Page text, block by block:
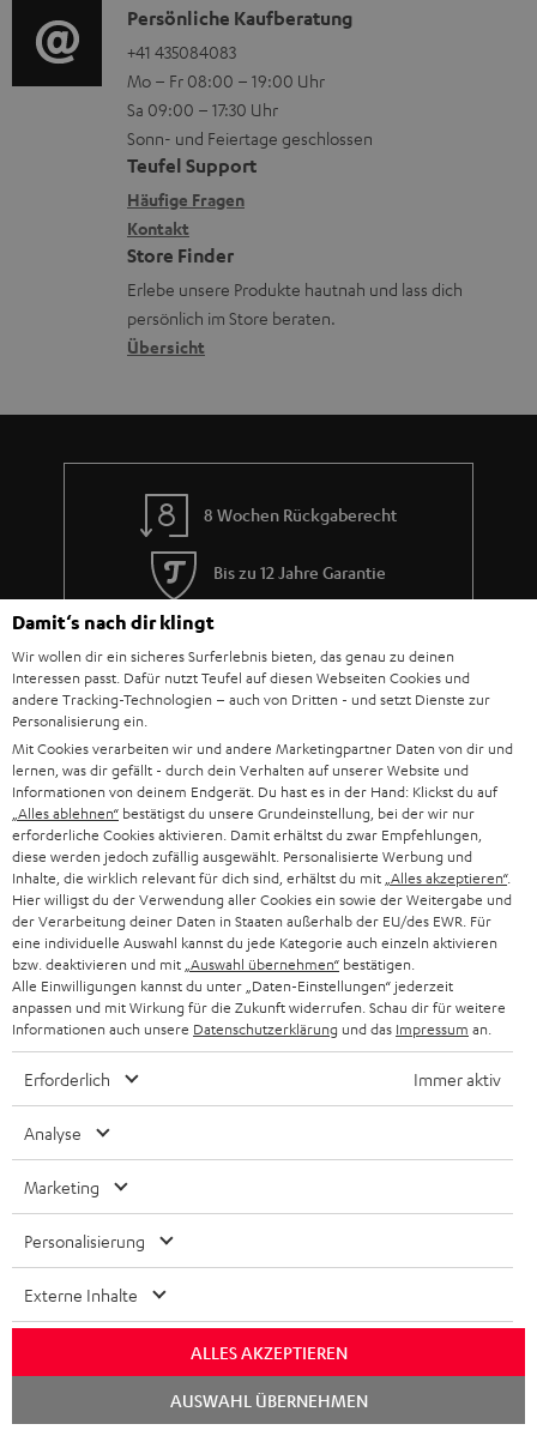
t
i
o
n
e
n
z
u
r
G
r
a
e
i
o
-
L
e
x
i
k
o
n
K
o
n
t
a
k
t
d
a
t
n
Persönliche Kaufberatung
+41 435084083
Mo – Fr 08:00 – 19:00 Uhr
Sa 09:00 – 17:30 Uhr
Sonn- und Feiertage geschlossen
Teufel Support
Häufige Fragen
Kontakt
Store Finder
Erlebe unsere Produkte hautnah und lass dich
persönlich im Store beraten.
Übersicht
8 Wochen Rückgaberecht
Bis zu 12 Jahre Garantie
Kostenloser Rückversand
Mehr als 45 Jahre Erfahrung
Teufel Blog
Audio-Technologien, HiFi-Trends, Tipps & Tricks
Teufel Support
Häufige Fragen
Kontakt
Rückgabe / Rücktritt
Store Finder
Erlebe unsere Produkte hautnah und lass dich persönlich
im Store beraten.
Damit‘s nach dir klingt
Wir wollen dir ein sicheres Surferlebnis bieten, das genau zu deinen
Interessen passt. Dafür nutzt Teufel auf diesen Webseiten Cookies und
andere Tracking-Technologien – auch von Dritten - und setzt Dienste zur
Personalisierung ein.
Mit Cookies verarbeiten wir und andere Marketingpartner Daten von dir und
lernen, was dir gefällt - durch dein Verhalten auf unserer Website und
Informationen von deinem Endgerät. Du hast es in der Hand: Klickst du auf
„Alles ablehnen“ bestätigst du unsere Grundeinstellung, bei der wir nur
erforderliche Cookies aktivieren. Damit erhältst du zwar Empfehlungen,
diese werden jedoch zufällig ausgewählt. Personalisierte Werbung und
Inhalte, die wirklich relevant für dich sind, erhältst du mit „Alles akzeptieren“.
Hier willigst du der Verwendung aller Cookies ein sowie der Weitergabe und
der Verarbeitung deiner Daten in Staaten außerhalb der EU/des EWR. Für
eine individuelle Auswahl kannst du jede Kategorie auch einzeln aktivieren
bzw. deaktivieren und mit „Auswahl übernehmen“ bestätigen.
Alle Einwilligungen kannst du unter „Daten-Einstellungen“ jederzeit
anpassen und mit Wirkung für die Zukunft widerrufen. Schau dir für weitere
Informationen auch unsere Datenschutzerklärung und das Impressum an.
Erforderlich Immer aktiv
Analyse
Marketing
Personalisierung
Externe Inhalte
ALLES AKZEPTIEREN
AUSWAHL ÜBERNEHMEN